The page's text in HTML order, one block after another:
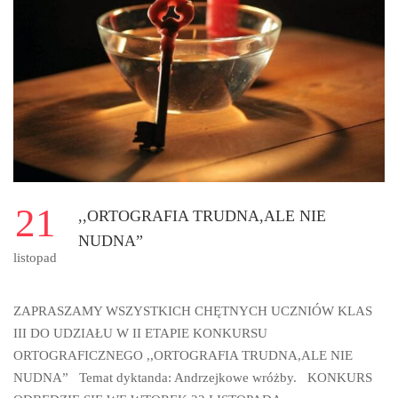
21
listopad
,,ORTOGRAFIA TRUDNA,ALE NIE
NUDNA”
ZAPRASZAMY WSZYSTKICH CHĘTNYCH UCZNIÓW KLAS
III DO UDZIAŁU W II ETAPIE KONKURSU
ORTOGRAFICZNEGO ,,ORTOGRAFIA TRUDNA,ALE NIE
NUDNA” Temat dyktanda: Andrzejkowe wróżby. KONKURS